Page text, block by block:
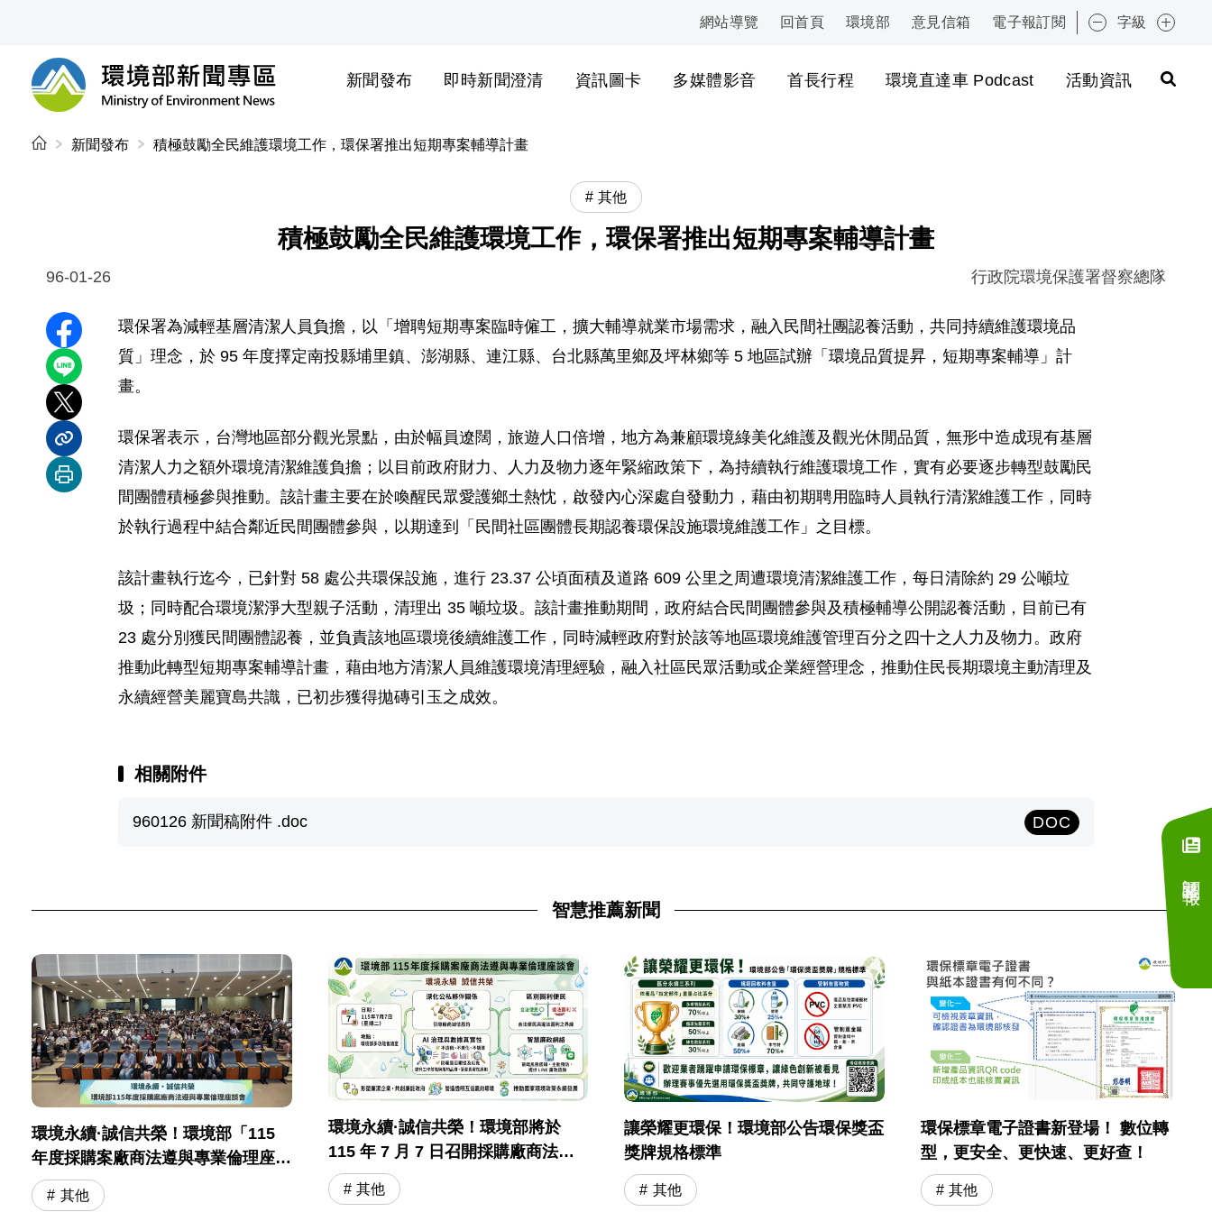
:::
網站導覽 回首頁 環境部 意見信箱 電子報訂閱 字級
環境部新聞專區
新聞發布 即時新聞澄清 資訊圖卡 多媒體影音 首長行程 環境直達車 Podcast 活動資訊
:::
新聞發布 積極鼓勵全民維護環境工作，環保署推出短期專案輔導計畫
其他
積極鼓勵全民維護環境工作，環保署推出短期專案輔導計畫
96-01-26 行政院環境保護署督察總隊
分享至 Facebook
分享到 LINE
分享到 X
分享內容連結
列印本頁
環保署為減輕基層清潔人員負擔，以「增聘短期專案臨時僱工，擴大輔導就業市場需求，融入民間社團認養活動，共同持續維護環境品
質」理念，於 95 年度擇定南投縣埔里鎮、澎湖縣、連江縣、台北縣萬里鄉及坪林鄉等 5 地區試辦「環境品質提昇，短期專案輔導」計
畫。
環保署表示，台灣地區部分觀光景點，由於幅員遼闊，旅遊人口倍增，地方為兼顧環境綠美化維護及觀光休閒品質，無形中造成現有基層
清潔人力之額外環境清潔維護負擔；以目前政府財力、人力及物力逐年緊縮政策下，為持續執行維護環境工作，實有必要逐步轉型鼓勵民
間團體積極參與推動。該計畫主要在於喚醒民眾愛護鄉土熱忱，啟發內心深處自發動力，藉由初期聘用臨時人員執行清潔維護工作，同時
於執行過程中結合鄰近民間團體參與，以期達到「民間社區團體長期認養環保設施環境維護工作」之目標。
該計畫執行迄今，已針對 58 處公共環保設施，進行 23.37 公頃面積及道路 609 公里之周遭環境清潔維護工作，每日清除約 29 公噸垃
圾；同時配合環境潔淨大型親子活動，清理出 35 噸垃圾。該計畫推動期間，政府結合民間團體參與及積極輔導公開認養活動，目前已有
23 處分別獲民間團體認養，並負責該地區環境後續維護工作，同時減輕政府對於該等地區環境維護管理百分之四十之人力及物力。政府
推動此轉型短期專案輔導計畫，藉由地方清潔人員維護環境清理經驗，融入社區民眾活動或企業經營理念，推動住民長期環境主動清理及
永續經營美麗寶島共識，已初步獲得拋磚引玉之成效。
相關附件
960126 新聞稿附件 .doc DOC
智慧推薦新聞
環境永續·誠信共榮！環境部「115
年度採購案廠商法遵與專業倫理座談
會」圓滿落幕
其他
環境永續·誠信共榮！環境部將於
115 年 7 月 7 日召開採購廠商法遵
與專業倫理座談會
其他
讓榮耀更環保！環境部公告環保獎盃
獎牌規格標準
其他
環保標章電子證書新登場！ 數位轉
型，更安全、更快速、更好查！
其他